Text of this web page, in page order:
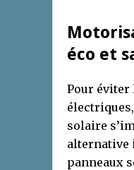
éco et
Pour éviter
solaire
alternative
panneaux